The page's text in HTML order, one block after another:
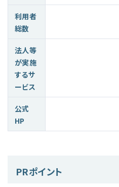
利用者
総数
法人等
が実施
するサ
ービス
公式
HP
PRポイント